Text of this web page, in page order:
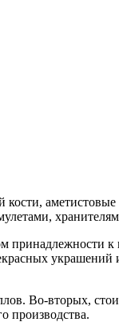
принадлежности
Во-вторых,
производства.